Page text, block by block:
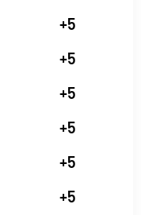
+5
+5
+5
+5
+5
+5